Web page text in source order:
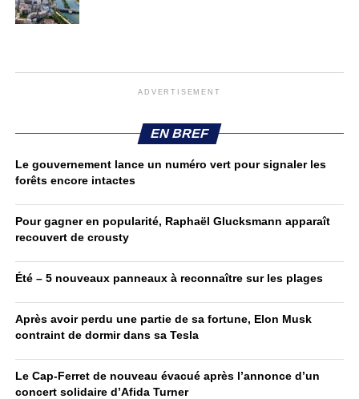
ADVERTISEMENT
EN BREF
Le gouvernement lance un numéro vert pour signaler les
forêts encore intactes
Pour gagner en popularité, Raphaël Glucksmann apparaît
recouvert de crousty
Été – 5 nouveaux panneaux à reconnaître sur les plages
Après avoir perdu une partie de sa fortune, Elon Musk
contraint de dormir dans sa Tesla
Le Cap-Ferret de nouveau évacué après l’annonce d’un
concert solidaire d’Afida Turner